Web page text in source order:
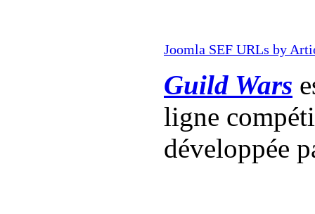
Joomla SEF URLs by
Guild Wars
ligne
développée